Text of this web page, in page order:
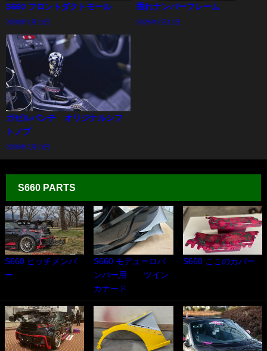
S660 フロントダクトモール
2026年7月11日
垂れナンバーフレーム
2026年7月11日
ガゼルパンチ オリジナルシフ
トノブ
2026年7月11日
S660 PARTS
S660 ヒッチメンバ
ー
S660 モデューロバ
ンパー用 ツイン
カナード
S660 ここのカバー